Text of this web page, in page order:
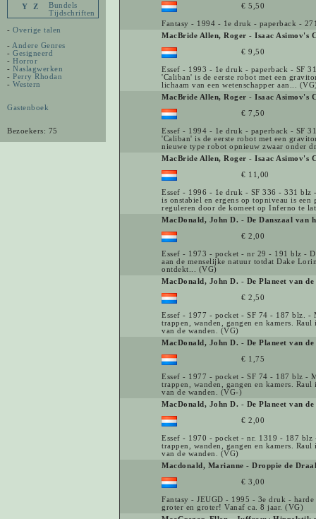
Y
Z
Bundels
Tijdschriften
- Overige talen
- Andere Genres
- Gesigneerd
- Horror
- Naslagwerken
- Perry Rhodan
- Western
Gastenboek
Bezoekers: 75
€ 5,50
Fantasy - 1994 - 1e druk - paperback -
MacBride Allen, Roger - Isaac Asimov's
€ 9,50
Essef - 1993 - 1e druk - paperback - SF
'Caliban' is de eerste robot met een
lichaam van een wetenschapper aan...
MacBride Allen, Roger - Isaac Asimov's
€ 7,50
Essef - 1994 - 1e druk - paperback - SF
'Caliban' is de eerste robot met een
nieuwe type robot opnieuw zwaar onder
MacBride Allen, Roger - Isaac Asimov's
€ 11,00
Essef - 1996 - 1e druk - SF 336 - 331 blz
is onstabiel en ergens op topniveau is
reguleren door de komeet op Inferno te
MacDonald, John D. - De Danszaal van
€ 2,00
Essef - 1973 - pocket - nr 29 - 191 blz -
aan de menselijke natuur totdat Dake
ontdekt... (VG)
MacDonald, John D. - De Planeet van
€ 2,50
Essef - 1977 - pocket - SF 74 - 187 blz. -
trappen, wanden, gangen en kamers.
van de wanden. (VG)
MacDonald, John D. - De Planeet van
€ 1,75
Essef - 1977 - pocket - SF 74 - 187 blz -
trappen, wanden, gangen en kamers.
van de wanden. (VG-)
MacDonald, John D. - De Planeet van
€ 2,00
Essef - 1970 - pocket - nr. 1319 - 187 blz
trappen, wanden, gangen en kamers.
van de wanden. (VG)
Macdonald, Marianne - Droppie de
€ 3,00
Fantasy - JEUGD - 1995 - 3e druk -
groter en groter! Vanaf ca. 8 jaar. (VG)